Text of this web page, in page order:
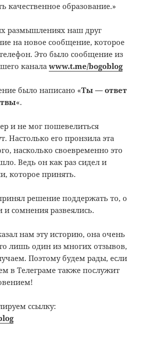
качественное образование.»
размышлениях наш друг
на новое сообщение, которое
Это было сообщение из
каналаwww.t.me/bogoblog
было написано «Ты — ответ
«.
и не мог пошевелиться
Настолько его пронзила эта
насколько своевременно это
Ведь он как раз сидел и
которое принять.
решение поддержать то, о
и сомнения развеялись.
нам эту историю, она очень
лишь один из многих отзывов,
Поэтому будем рады, если
в Телеграме также послужит
ссылку: